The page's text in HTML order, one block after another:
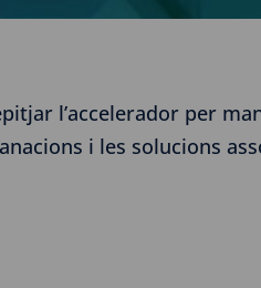
l’accelerador per
i les solucions